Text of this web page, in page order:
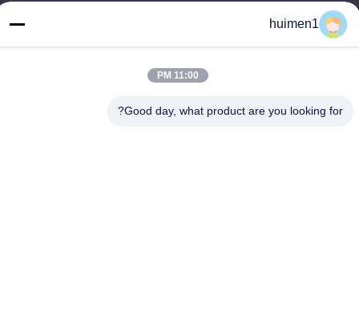
العنوان
رقم 1-3، شارع شوينيوبو، قرية يونغشينغ، منطقة باييون، مدينة قوانغتشو،
الهاتف
huimen1
11:00 PM
Good day, what product are you looking for?